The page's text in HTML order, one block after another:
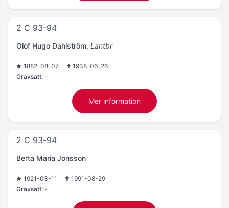
2 C 93-94
Olof Hugo Dahlström, Lantbr
1882-08-07
1938-06-26
Gravsatt: -
Mer information
2 C 93-94
Berta Maria Jonsson
1921-03-11
1991-08-29
Gravsatt: -